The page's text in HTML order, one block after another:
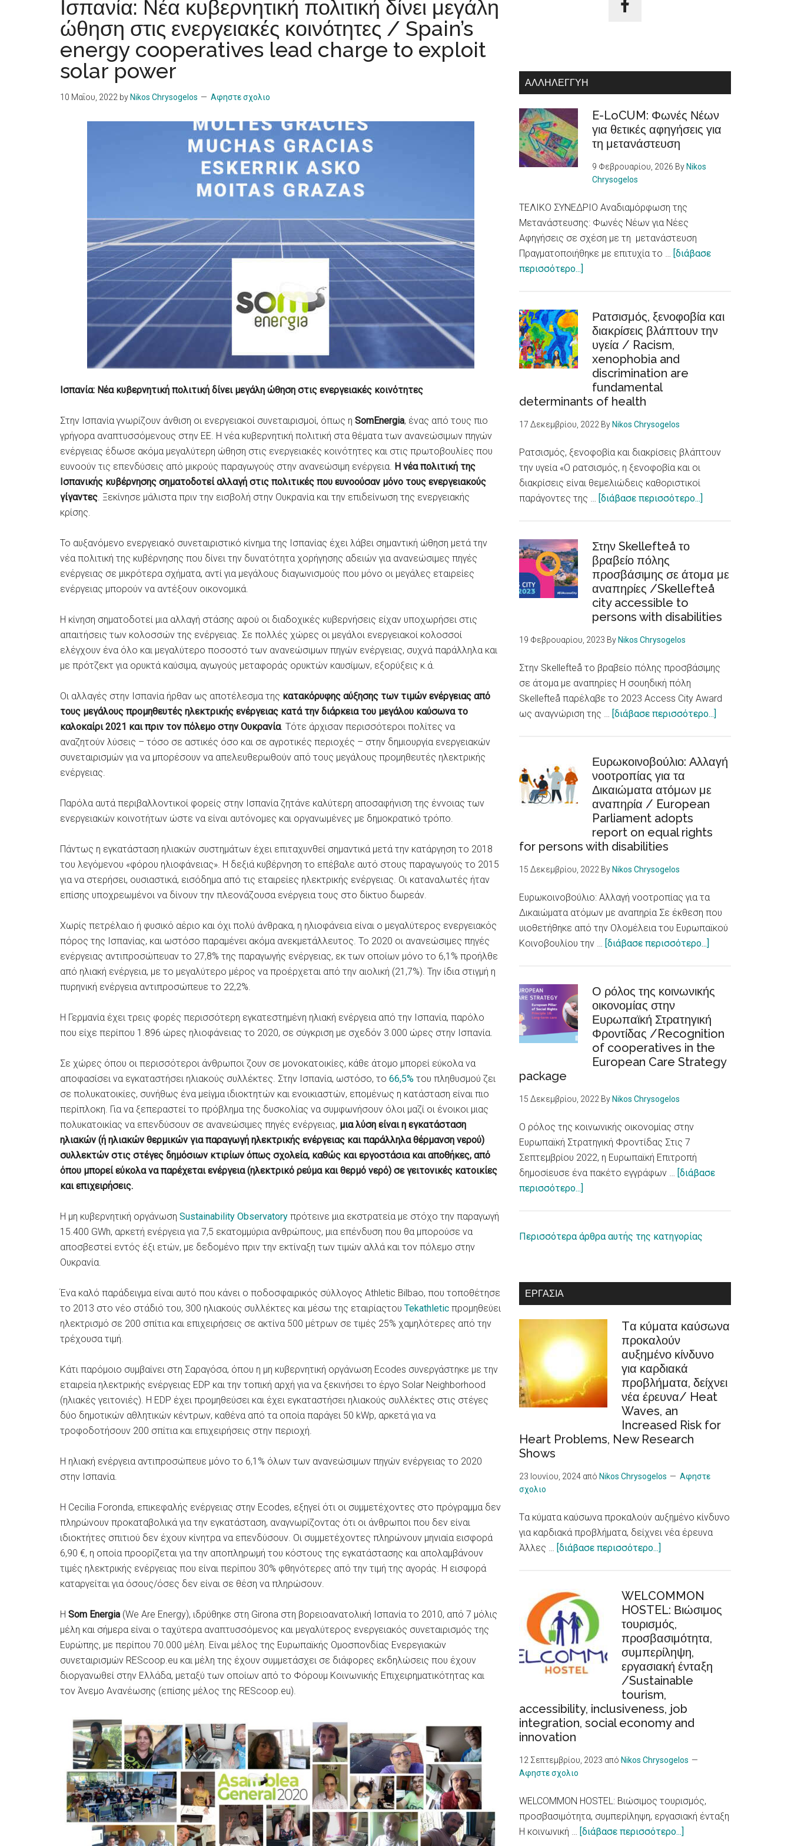
Ισπανία: Νέα κυβερνητική πολιτική δίνει μεγάλη
ώθηση στις ενεργειακές κοινότητες / Spain’s
energy cooperatives lead charge to exploit
solar power
10 Μαΐου, 2022 by Nikos Chrysogelos Αφηστε σχολιο
Ισπανία: Νέα κυβερνητική πολιτική δίνει μεγάλη ώθηση στις ενεργειακές κοινότητες
Στην Ισπανία γνωρίζουν άνθιση οι ενεργειακοί συνεταιρισμοί, όπως η SomEnergia, ένας από τους πιο
γρήγορα αναπτυσσόμενους στην ΕΕ. Η νέα κυβερνητική πολιτική στα θέματα των ανανεώσιμων πηγών
ενέργειας έδωσε ακόμα μεγαλύτερη ώθηση στις ενεργειακές κοινότητες και στις πρωτοβουλίες που
ευνοούν τις επενδύσεις από μικρούς παραγωγούς στην ανανεώσιμη ενέργεια. Η νέα πολιτική της
Ισπανικής κυβέρνησης σηματοδοτεί αλλαγή στις πολιτικές που ευνοούσαν μόνο τους ενεργειακούς
γίγαντες. Ξεκίνησε μάλιστα πριν την εισβολή στην Ουκρανία και την επιδείνωση της ενεργειακής
κρίσης.
Το αυξανόμενο ενεργειακό συνεταιριστικό κίνημα της Ισπανίας έχει λάβει σημαντική ώθηση μετά την
νέα πολιτική της κυβέρνησης που δίνει την δυνατότητα χορήγησης αδειών για ανανεώσιμες πηγές
ενέργειας σε μικρότερα σχήματα, αντί για μεγάλους διαγωνισμούς που μόνο οι μεγάλες εταιρείες
ενέργειας μπορούν να αντέξουν οικονομικά.
Η κίνηση σηματοδοτεί μια αλλαγή στάσης αφού οι διαδοχικές κυβερνήσεις είχαν υποχωρήσει στις
απαιτήσεις των κολοσσών της ενέργειας. Σε πολλές χώρες οι μεγάλοι ενεργειακοί κολοσσοί
ελέγχουν ένα όλο και μεγαλύτερο ποσοστό των ανανεώσιμων πηγών ενέργειας, συχνά παράλληλα και
με πρότζεκτ για ορυκτά καύσιμα, αγωγούς μεταφοράς ορυκτών καυσίμων, εξορύξεις κ.ά.
Οι αλλαγές στην Ισπανία ήρθαν ως αποτέλεσμα της κατακόρυφης αύξησης των τιμών ενέργειας από
τους μεγάλους προμηθευτές ηλεκτρικής ενέργειας κατά την διάρκεια του μεγάλου καύσωνα το
καλοκαίρι 2021 και πριν τον πόλεμο στην Ουκρανία. Τότε άρχισαν περισσότεροι πολίτες να
αναζητούν λύσεις – τόσο σε αστικές όσο και σε αγροτικές περιοχές – στην δημιουργία ενεργειακών
συνεταιρισμών για να μπορέσουν να απελευθερωθούν από τους μεγάλους προμηθευτές ηλεκτρικής
ενέργειας.
Παρόλα αυτά περιβαλλοντικοί φορείς στην Ισπανία ζητάνε καλύτερη αποσαφήνιση της έννοιας των
ενεργειακών κοινοτήτων ώστε να είναι αυτόνομες και οργανωμένες με δημοκρατικό τρόπο.
Πάντως η εγκατάσταση ηλιακών συστημάτων έχει επιταχυνθεί σημαντικά μετά την κατάργηση το 2018
του λεγόμενου «φόρου ηλιοφάνειας». Η δεξιά κυβέρνηση το επέβαλε αυτό στους παραγωγούς το 2015
για να στερήσει, ουσιαστικά, εισόδημα από τις εταιρείες ηλεκτρικής ενέργειας. Οι καταναλωτές ήταν
επίσης υποχρεωμένοι να δίνουν την πλεονάζουσα ενέργεια τους στο δίκτυο δωρεάν.
Χωρίς πετρέλαιο ή φυσικό αέριο και όχι πολύ άνθρακα, η ηλιοφάνεια είναι ο μεγαλύτερος ενεργειακός
πόρος της Ισπανίας, και ωστόσο παραμένει ακόμα ανεκμετάλλευτος. Το 2020 οι ανανεώσιμες πηγές
ενέργειας αντιπροσώπευαν το 27,8% της παραγωγής ενέργειας, εκ των οποίων μόνο το 6,1% προήλθε
από ηλιακή ενέργεια, με το μεγαλύτερο μέρος να προέρχεται από την αιολική (21,7%). Την ίδια στιγμή η
πυρηνική ενέργεια αντιπροσώπευε το 22,2%.
Η Γερμανία έχει τρεις φορές περισσότερη εγκατεστημένη ηλιακή ενέργεια από την Ισπανία, παρόλο
που είχε περίπου 1.896 ώρες ηλιοφάνειας το 2020, σε σύγκριση με σχεδόν 3.000 ώρες στην Ισπανία.
Σε χώρες όπου οι περισσότεροι άνθρωποι ζουν σε μονοκατοικίες, κάθε άτομο μπορεί εύκολα να
αποφασίσει να εγκαταστήσει ηλιακούς συλλέκτες. Στην Ισπανία, ωστόσο, το 66,5% του πληθυσμού ζει
σε πολυκατοικίες, συνήθως ένα μείγμα ιδιοκτητών και ενοικιαστών, επομένως η κατάσταση είναι πιο
περίπλοκη. Για να ξεπεραστεί το πρόβλημα της δυσκολίας να συμφωνήσουν όλοι μαζί οι ένοικοι μιας
πολυκατοικίας να επενδύσουν σε ανανεώσιμες πηγές ενέργειας, μια λύση είναι η εγκατάσταση
ηλιακών (ή ηλιακών θερμικών για παραγωγή ηλεκτρικής ενέργειας και παράλληλα θέρμανση νερού)
συλλεκτών στις στέγες δημόσιων κτιρίων όπως σχολεία, καθώς και εργοστάσια και αποθήκες, από
όπου μπορεί εύκολα να παρέχεται ενέργεια (ηλεκτρικό ρεύμα και θερμό νερό) σε γειτονικές κατοικίες
και επιχειρήσεις.
Η μη κυβερνητική οργάνωση Sustainability Observatory πρότεινε μια εκστρατεία με στόχο την παραγωγή
15.400 GWh, αρκετή ενέργεια για 7,5 εκατομμύρια ανθρώπους, μια επένδυση που θα μπορούσε να
αποσβεστεί εντός έξι ετών, με δεδομένο πριν την εκτίναξη των τιμών αλλά και τον πόλεμο στην
Ουκρανία.
Ένα καλό παράδειγμα είναι αυτό που κάνει ο ποδοσφαιρικός σύλλογος Athletic Bilbao, που τοποθέτησε
το 2013 στο νέο στάδιό του, 300 ηλιακούς συλλέκτες και μέσω της εταιρίαςτου Tekathletic προμηθεύει
ηλεκτρισμό σε 200 σπίτια και επιχειρήσεις σε ακτίνα 500 μέτρων σε τιμές 25% χαμηλότερες από την
τρέχουσα τιμή.
Κάτι παρόμοιο συμβαίνει στη Σαραγόσα, όπου η μη κυβερνητική οργάνωση Ecodes συνεργάστηκε με την
εταιρεία ηλεκτρικής ενέργειας EDP και την τοπική αρχή για να ξεκινήσει το έργο Solar Neighborhood
(ηλιακές γειτονιές). Η EDP έχει προμηθεύσει και έχει εγκαταστήσει ηλιακούς συλλέκτες στις στέγες
δύο δημοτικών αθλητικών κέντρων, καθένα από τα οποία παράγει 50 kWp, αρκετά για να
τροφοδοτήσουν 200 ​​σπίτια και επιχειρήσεις στην περιοχή.
Η ηλιακή ενέργεια αντιπροσώπευε μόνο το 6,1% όλων των ανανεώσιμων πηγών ενέργειας το 2020
στην Ισπανία.
Η Cecilia Foronda, επικεφαλής ενέργειας στην Ecodes, εξηγεί ότι οι συμμετέχοντες στο πρόγραμμα δεν
πληρώνουν προκαταβολικά για την εγκατάσταση, αναγνωρίζοντας ότι οι άνθρωποι που δεν είναι
ιδιοκτήτες σπιτιού δεν έχουν κίνητρα να επενδύσουν. Οι συμμετέχοντες πληρώνουν μηνιαία εισφορά
6,90 €, η οποία προορίζεται για την αποπληρωμή του κόστους της εγκατάστασης και απολαμβάνουν
τιμές ηλεκτρικής ενέργειας που είναι περίπου 30% φθηνότερες από την τιμή της αγοράς. Η εισφορά
καταργείται για όσους/όσες δεν είναι σε θέση να πληρώσουν.
Η Som Energia (We Are Energy), ιδρύθηκε στη Girona στη βορειοανατολική Ισπανία το 2010, από 7 μόλις
μέλη και σήμερα είναι ο ταχύτερα αναπτυσσόμενος και μεγαλύτερος ενεργειακός συνεταιρισμός της
Ευρώπης, με περίπου 70.000 μέλη. Είναι μέλος της Ευρωπαϊκής Ομοσπονδίας Ενερεγιακών
συνεταιρισμών REScoop.eu και μέλη της έχουν συμμετάσχει σε διάφορες εκδηλώσεις που έχουν
διοργανωθεί στην Ελλάδα, μεταξύ των οποίων από το Φόρουμ Κοινωνικής Επιχειρηματικότητας και
τον Άνεμο Ανανέωσης (επίσης μέλος της REScoop.eu).
ΑΛΛΗΛΕΓΓΎΗ
E-LoCUM: Φωνές Νέων
για θετικές αφηγήσεις για
τη μετανάστευση
9 Φεβρουαρίου, 2026 By Nikos
Chrysogelos
ΤΕΛΙΚΟ ΣΥΝΕΔΡΙΟ Αναδιαμόρφωση της
Μετανάστευσης: Φωνές Νέων για Νέες
Αφηγήσεις σε σχέση με τη μετανάστευση
Πραγματοποιήθηκε με επιτυχία το … [διάβασε
περισσότερο...]
Φωνές
Νέων
για
θετικές
αφηγήσεις
για
τη
μετανάστευση
Ρατσισμός, ξενοφοβία και
διακρίσεις βλάπτουν την
υγεία / Racism,
xenophobia and
discrimination are
fundamental
determinants of health
17 Δεκεμβρίου, 2022 By Nikos Chrysogelos
Ρατσισμός, ξενοφοβία και διακρίσεις βλάπτουν
την υγεία «Ο ρατσισμός, η ξενοφοβία και οι
διακρίσεις είναι θεμελιώδεις καθοριστικοί
παράγοντες της … [διάβασε περισσότερο...]
βλάπτουν
την
/
and
are
fundamental
health
Στην Skellefteå το
βραβείο πόλης
προσβάσιμης σε άτομα με
αναπηρίες /Skellefteå
city accessible to
persons with disabilities
19 Φεβρουαρίου, 2023 By Nikos Chrysogelos
Στην Skellefteå το βραβείο πόλης προσβάσιμης
σε άτομα με αναπηρίες Η σουηδική πόλη
Skellefteå παρέλαβε το 2023 Access City Award
ως αναγνώριση της … [διάβασε περισσότερο...]
το
accessible
to
Ευρωκοινοβούλιο: Αλλαγή
νοοτροπίας για τα
Δικαιώματα ατόμων με
αναπηρία / European
Parliament adopts
report on equal rights
for persons with disabilities
15 Δεκεμβρίου, 2022 By Nikos Chrysogelos
Ευρωκοινοβούλιο: Αλλαγή νοοτροπίας για τα
Δικαιώματα ατόμων με αναπηρία Σε έκθεση που
υιοθετήθηκε από την Ολομέλεια του Ευρωπαϊκού
Κοινοβουλίου την … [διάβασε περισσότερο...]
νοοτροπίας
τα
Δικαιώματα
ατόμων
με
on
Ο ρόλος της κοινωνικής
οικονομίας στην
Ευρωπαϊκή Στρατηγική
Φροντίδας /Recognition
of cooperatives in the
European Care Strategy
package
15 Δεκεμβρίου, 2022 By Nikos Chrysogelos
Ο ρόλος της κοινωνικής οικονομίας στην
Ευρωπαϊκή Στρατηγική Φροντίδας Στις 7
Σεπτεμβρίου 2022, η Ευρωπαϊκή Επιτροπή
δημοσίευσε ένα πακέτο εγγράφων … [διάβασε
περισσότερο...]
της
στην
Φροντίδας
/Recognition
of
cooperatives
in
the
Strategy
Περισσότερα άρθρα αυτής της κατηγορίας
ΕΡΓΑΣΊΑ
Tα κύματα καύσωνα
προκαλούν
αυξημένο κίνδυνο
για καρδιακά
προβλήματα, δείχνει
νέα έρευνα/ Heat
Waves, an
Increased Risk for
Heart Problems, New Research
Shows
23 Ιουνίου, 2024 από Nikos Chrysogelos
Αφηστε
σχολιο
Tα κύματα καύσωνα προκαλούν αυξημένο κίνδυνο
για καρδιακά προβλήματα, δείχνει νέα έρευνα
Άλλες … [διάβασε περισσότερο...]
καύσωνα
προκαλούν
αυξημένο
κίνδυνο
για
καρδιακά
προβλήματα,
δείχνει
νέα
έρευνα/
Waves,
Risk
for
Heart
WELCOMMON
HOSTEL: Βιώσιμος
τουρισμός,
προσβασιμότητα,
συμπερίληψη,
εργασιακή ένταξη
/Sustainable
tourism,
accessibility, inclusiveness, job
integration, social economy and
innovation
12 Σεπτεμβρίου, 2023 από Nikos Chrysogelos
Αφηστε σχολιο
WELCOMMON HOSTEL: Βιώσιμος τουρισμός,
προσβασιμότητα, συμπερίληψη, εργασιακή ένταξη
Η κοινωνική … [διάβασε περισσότερο...]